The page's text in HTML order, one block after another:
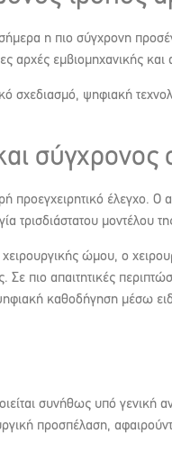
η πιο σύγχρονη
αρχές εμβιομηχανικής
σχεδιασμό, ψηφιακή
έλεγχο. Ο
τρισδιάστατου
ώμου, ο
Σε πιο απαιτητικές
καθοδήγηση μέσω
συνήθως υπό γενική
προσπέλαση,